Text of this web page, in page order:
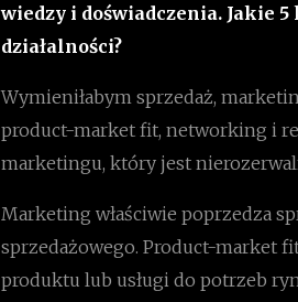
wiedzy i doświadczenia. Jakie
działalności?
Wymieniłabym sprzedaż,
product-market fit, networking i
marketingu, który jest
Marketing właściwie poprzedza
sprzedażowego. Product-market
produktu lub usługi do potrzeb